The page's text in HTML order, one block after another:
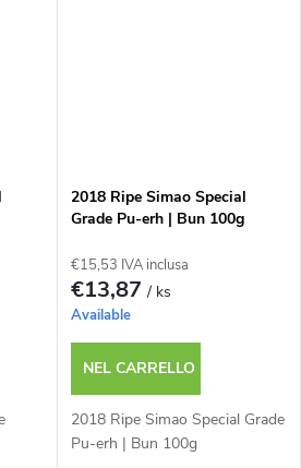
2018 Ripe Simao Special
Grade Pu-erh | Bun 100g
€15,53 IVA inclusa
€13,87/ ks
Available
NEL CARRELLO
2018 Ripe Simao Special Grade
Pu-erh | Bun 100g